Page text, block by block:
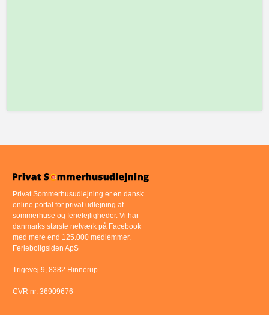
Privat Sommerhusudlejning er en dansk
online portal for privat udlejning af
sommerhuse og ferielejligheder. Vi har
danmarks største netværk på Facebook
med mere end 125.000 medlemmer.
Ferieboligsiden ApS
Trigevej 9, 8382 Hinnerup
CVR nr. 36909676